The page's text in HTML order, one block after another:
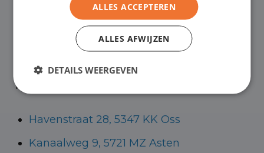
kunt in Asten terecht voor onze
bedrijfswagens en in Oss, Geldrop en
bedrijfswagens.
Havenstraat 28, 5347 KK Oss
Kanaalweg 9, 5721 MZ Asten
ALLES ACCEPTEREN
ALLES AFWIJZEN
DETAILS WEERGEVEN